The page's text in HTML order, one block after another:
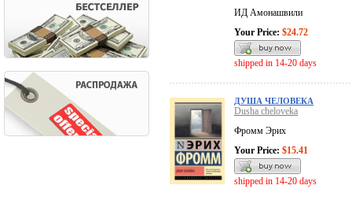
ИД Амонашвили
Your Price: $24.72
shipped in 14-20 days
ДУША ЧЕЛОВЕКА
Dusha cheloveka
Фромм Эрих
Your Price: $15.41
shipped in 14-20 days